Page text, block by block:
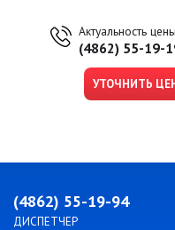
Актуальность
(4862) 55-19-
УТОЧНИТЬ
(4862) 55-19-94
ДИСПЕТЧЕР